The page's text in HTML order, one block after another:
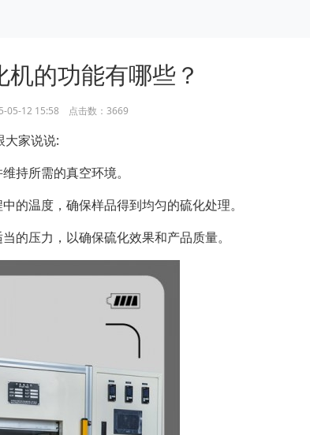
的功能有哪些？
05-12 15:58 点击数：3669
大家说说:
持所需的真空环境。
的温度，确保样品得到均匀的硫化处理。
的压力，以确保硫化效果和产品质量。